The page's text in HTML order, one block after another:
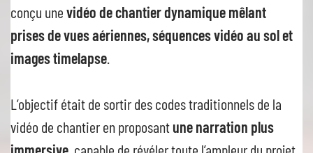
conçu unevidéo de chantier dynamique mêlant
prises de vues aériennes, séquences vidéo au sol et
images timelapse
L’objectif était de sortir des codes traditionnels de la
vidéo de chantier en proposantune narration plus
immersive, capable de révéler toute l’ampleur du projet